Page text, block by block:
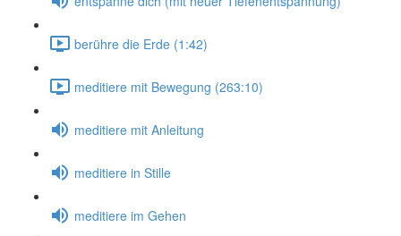
berühre die Erde (1:42)
meditiere mit Bewegung (263:10)
meditiere mit Anleitung
meditiere in Stille
meditiere im Gehen